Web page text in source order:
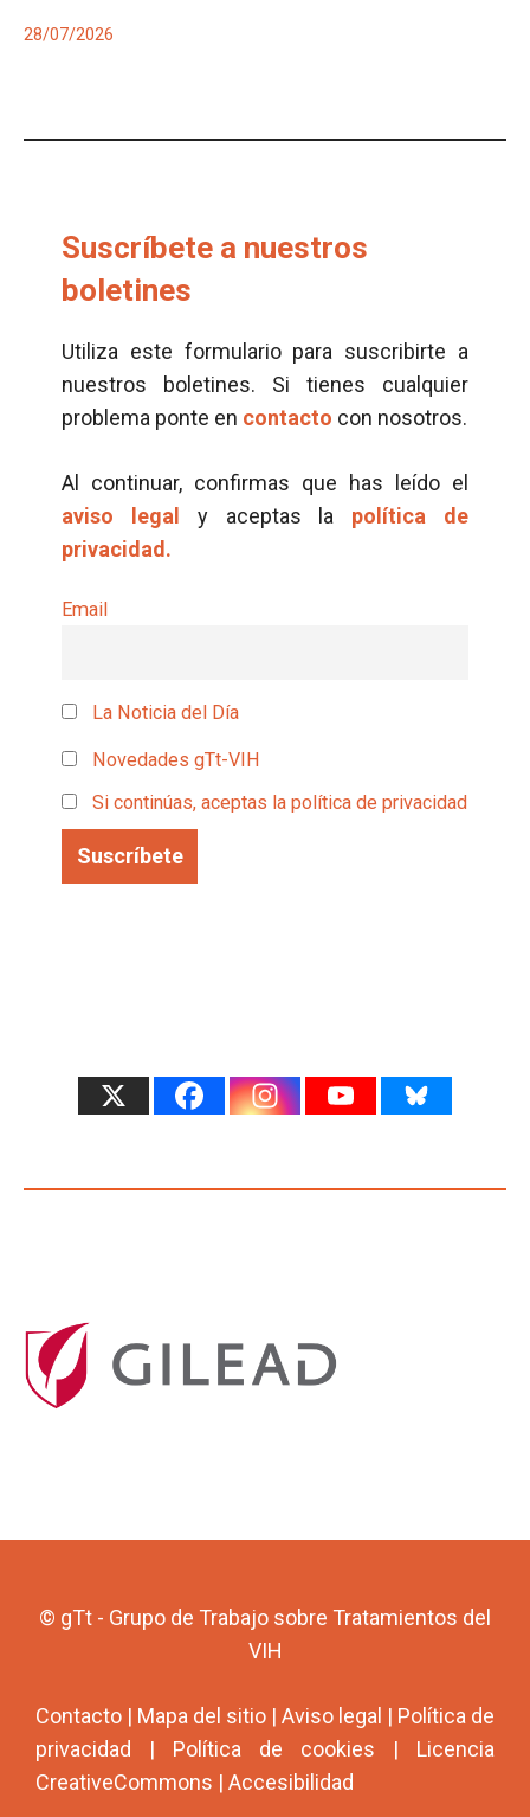
28/07/2026
Suscríbete a nuestros
boletines
Utiliza este formulario para suscribirte a
nuestros boletines. Si tienes cualquier
problema ponte en contacto con nosotros.
Al continuar, confirmas que has leído el
aviso legal
y aceptas la política de
privacidad.
Email
La Noticia del Día
Novedades gTt-VIH
Si continúas, aceptas la política de privacidad
© gTt - Grupo de Trabajo sobre Tratamientos del
VIH
Contacto | Mapa del sitio | Aviso legal | Política de
privacidad | Política de cookies | Licencia
CreativeCommons | Accesibilidad